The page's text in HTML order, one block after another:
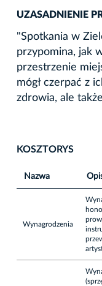
UZASADNIENIE
"Spotkania w
przypomina, jak
przestrzenie
mógł czerpać z
zdrowia, ale
KOSZTORYS
Nazwa
Wynagrodzenia